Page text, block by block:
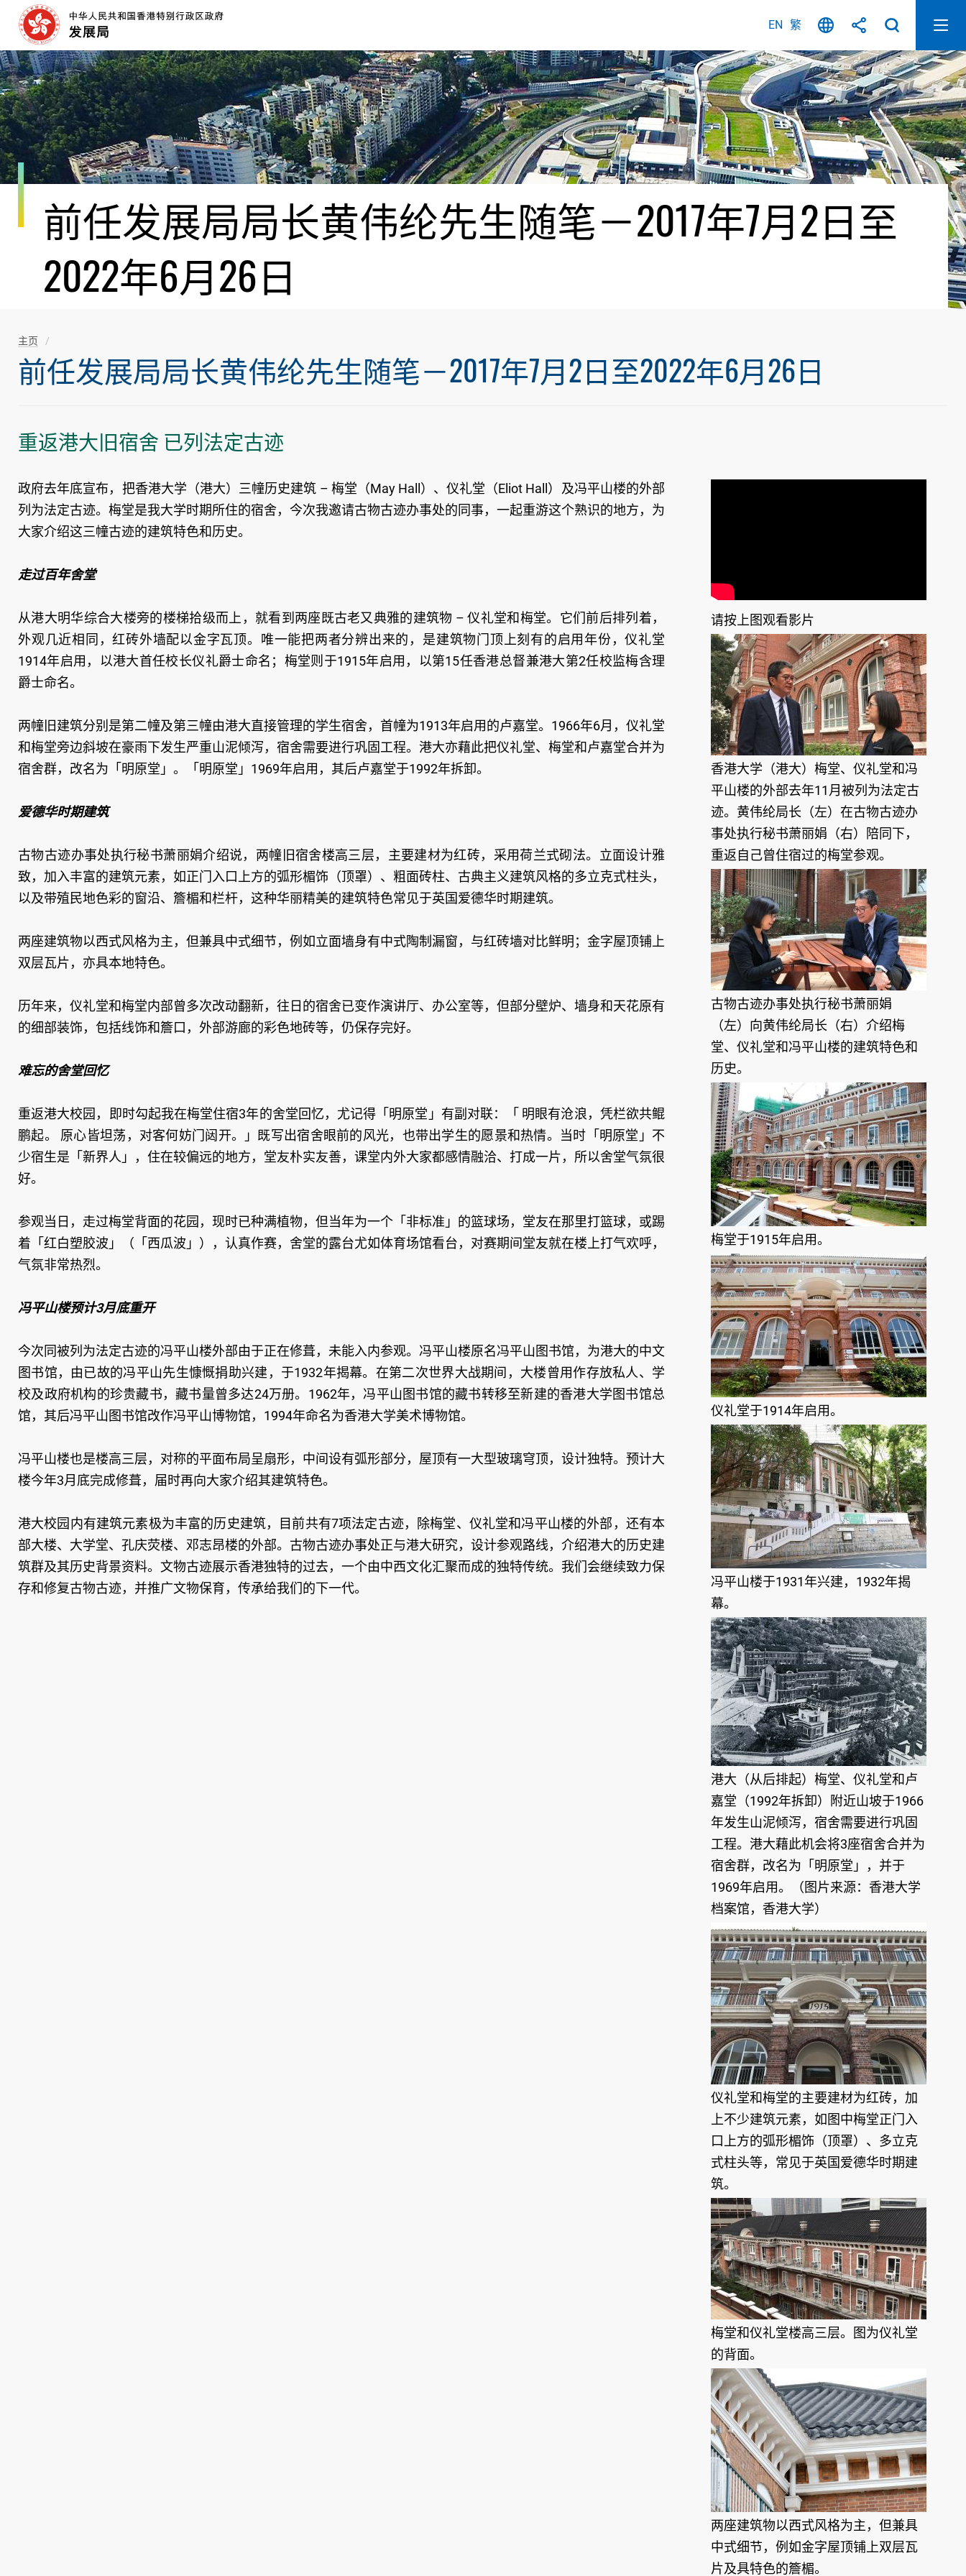
容
开
始
EN 繁
前任发展局局长黄伟纶先生随笔－2017年7月2日至
2022年6月26日
主页
前任发展局局长黄伟纶先生随笔－2017年7月2日至2022年6月26日
重返港大旧宿舍 已列法定古迹
政府去年底宣布，把香港大学（港大）三幢历史建筑 – 梅堂（May Hall）、仪礼堂（Eliot Hall）及冯平山楼的外部
列为法定古迹。梅堂是我大学时期所住的宿舍，今次我邀请古物古迹办事处的同事，一起重游这个熟识的地方，为
大家介绍这三幢古迹的建筑特色和历史。
走过百年舍堂
从港大明华综合大楼旁的楼梯拾级而上，就看到两座既古老又典雅的建筑物 – 仪礼堂和梅堂。它们前后排列着，
外观几近相同，红砖外墙配以金字瓦顶。唯一能把两者分辨出来的，是建筑物门顶上刻有的启用年份，仪礼堂
1914年启用，以港大首任校长仪礼爵士命名；梅堂则于1915年启用，以第15任香港总督兼港大第2任校监梅含理
爵士命名。
两幢旧建筑分别是第二幢及第三幢由港大直接管理的学生宿舍，首幢为1913年启用的卢嘉堂。1966年6月，仪礼堂
和梅堂旁边斜坡在豪雨下发生严重山泥倾泻，宿舍需要进行巩固工程。港大亦藉此把仪礼堂、梅堂和卢嘉堂合并为
宿舍群，改名为「明原堂」。「明原堂」1969年启用，其后卢嘉堂于1992年拆卸。
爱德华时期建筑
古物古迹办事处执行秘书萧丽娟介绍说，两幢旧宿舍楼高三层，主要建材为红砖，采用荷兰式砌法。立面设计雅
致，加入丰富的建筑元素，如正门入口上方的弧形楣饰（顶罩）、粗面砖柱、古典主义建筑风格的多立克式柱头，
以及带殖民地色彩的窗沿、簷楣和栏杆，这种华丽精美的建筑特色常见于英国爱德华时期建筑。
两座建筑物以西式风格为主，但兼具中式细节，例如立面墙身有中式陶制漏窗，与红砖墙对比鲜明；金字屋顶铺上
双层瓦片，亦具本地特色。
历年来，仪礼堂和梅堂内部曾多次改动翻新，往日的宿舍已变作演讲厅、办公室等，但部分壁炉、墙身和天花原有
的细部装饰，包括线饰和簷口，外部游廊的彩色地砖等，仍保存完好。
难忘的舍堂回忆
重返港大校园，即时勾起我在梅堂住宿3年的舍堂回忆，尤记得「明原堂」有副对联：「 明眼有沧浪，凭栏欲共鲲
鹏起。 原心皆坦荡，对客何妨门闼开。」既写出宿舍眼前的风光，也带出学生的愿景和热情。当时「明原堂」不
少宿生是「新界人」，住在较偏远的地方，堂友朴实友善，课堂内外大家都感情融洽、打成一片，所以舍堂气氛很
好。
参观当日，走过梅堂背面的花园，现时已种满植物，但当年为一个「非标准」的篮球场，堂友在那里打篮球，或踢
着「红白塑胶波」（「西瓜波」），认真作赛，舍堂的露台尤如体育场馆看台，对赛期间堂友就在楼上打气欢呼，
气氛非常热烈。
冯平山楼预计3月底重开
今次同被列为法定古迹的冯平山楼外部由于正在修葺，未能入内参观。冯平山楼原名冯平山图书馆，为港大的中文
图书馆，由已故的冯平山先生慷慨捐助兴建，于1932年揭幕。在第二次世界大战期间，大楼曾用作存放私人、学
校及政府机构的珍贵藏书，藏书量曾多达24万册。1962年，冯平山图书馆的藏书转移至新建的香港大学图书馆总
馆，其后冯平山图书馆改作冯平山博物馆，1994年命名为香港大学美术博物馆。
冯平山楼也是楼高三层，对称的平面布局呈扇形，中间设有弧形部分，屋顶有一大型玻璃穹顶，设计独特。预计大
楼今年3月底完成修葺，届时再向大家介绍其建筑特色。
港大校园内有建筑元素极为丰富的历史建筑，目前共有7项法定古迹，除梅堂、仪礼堂和冯平山楼的外部，还有本
部大楼、大学堂、孔庆荧楼、邓志昂楼的外部。古物古迹办事处正与港大研究，设计参观路线，介绍港大的历史建
筑群及其历史背景资料。文物古迹展示香港独特的过去，一个由中西文化汇聚而成的独特传统。我们会继续致力保
存和修复古物古迹，并推广文物保育，传承给我们的下一代。
请按上图观看影片
香港大学（港大）梅堂、仪礼堂和冯
平山楼的外部去年11月被列为法定古
迹。黄伟纶局长（左）在古物古迹办
事处执行秘书萧丽娟（右）陪同下，
重返自己曾住宿过的梅堂参观。
古物古迹办事处执行秘书萧丽娟
（左）向黄伟纶局长（右）介绍梅
堂、仪礼堂和冯平山楼的建筑特色和
历史。
梅堂于1915年启用。
仪礼堂于1914年启用。
冯平山楼于1931年兴建，1932年揭
幕。
港大（从后排起）梅堂、仪礼堂和卢
嘉堂（1992年拆卸）附近山坡于1966
年发生山泥倾泻，宿舍需要进行巩固
工程。港大藉此机会将3座宿舍合并为
宿舍群，改名为「明原堂」，并于
1969年启用。（图片来源：香港大学
档案馆，香港大学）
仪礼堂和梅堂的主要建材为红砖，加
上不少建筑元素，如图中梅堂正门入
口上方的弧形楣饰（顶罩）、多立克
式柱头等，常见于英国爱德华时期建
筑。
梅堂和仪礼堂楼高三层。图为仪礼堂
的背面。
两座建筑物以西式风格为主，但兼具
中式细节，例如金字屋顶铺上双层瓦
片及具特色的簷楣。